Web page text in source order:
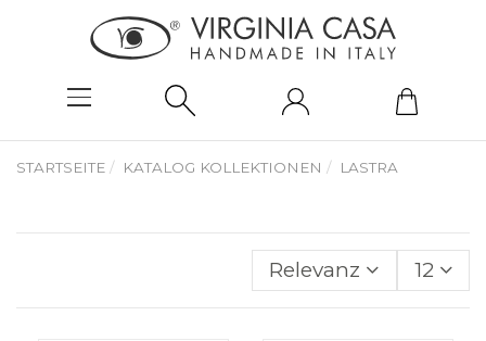
STARTSEITE KATALOG KOLLEKTIONEN LASTRA
Relevanz 12